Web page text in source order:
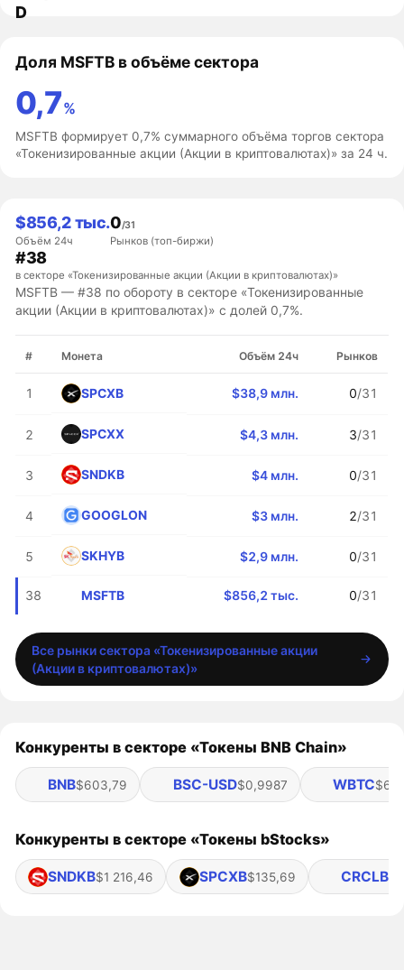
D
Доля MSFTB в объёме сектора
0,7%
MSFTB формирует 0,7% суммарного объёма торгов сектора
«Токенизированные акции (Акции в криптовалютах)» за 24 ч.
$856,2 тыс.
Объём 24ч
0/31
Рынков (топ-биржи)
#38
в секторе «Токенизированные акции (Акции в криптовалютах)»
MSFTB — #38 по обороту в секторе «Токенизированные
акции (Акции в криптовалютах)» с долей 0,7%.
# Монета Объём 24ч Рынков
1 SPCXB $38,9 млн. 0/31
2 SPCXX $4,3 млн. 3/31
3 SNDKB $4 млн. 0/31
4 GOOGLON $3 млн. 2/31
5 SKHYB $2,9 млн. 0/31
38 MSFTB $856,2 тыс. 0/31
Все рынки сектора «Токенизированные акции
(Акции в криптовалютах)»
Конкуренты в секторе «Токены BNB Chain»
BNB$603,79 BSC-USD$0,9987 WBTC$64
Конкуренты в секторе «Токены bStocks»
SNDKB$1 216,46 SPCXB$135,69 CRCLB